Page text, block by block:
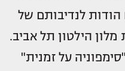
לנדיבותם של
מלון הילטון תל אביב.
על זמנית"